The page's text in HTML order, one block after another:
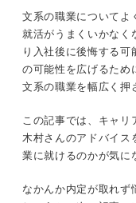
事の幅が広
文系におす
け方も解説
専門性が高
要な専門職
※AIの特性上、間違い
と併せてご確認くだ
文系の職業についてよ
就活がうまくいかなく
り入社後に後悔する
の可能性を広げるため
文系の職業を幅広く押
この記事では、キャリ
木村さんのアドバイス
業に就けるのかが気に
なかんか内定が取れず